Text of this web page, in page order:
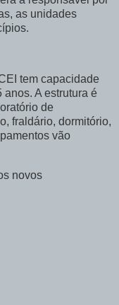
as unidades
tem capacidade
A estrutura é
de
fraldário, dormitório,
vão
novos